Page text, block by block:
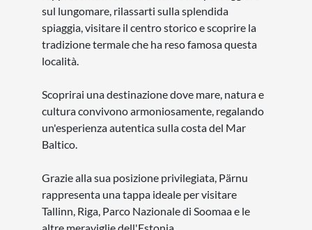
sul lungomare, rilassarti sulla splendida
spiaggia, visitare il centro storico e scoprire la
tradizione termale che ha reso famosa questa
località.
Scoprirai una destinazione dove mare, natura e
cultura convivono armoniosamente, regalando
un'esperienza autentica sulla costa del Mar
Baltico.
Grazie alla sua posizione privilegiata, Pärnu
rappresenta una tappa ideale per visitare
Tallinn, Riga, Parco Nazionale di Soomaa e le